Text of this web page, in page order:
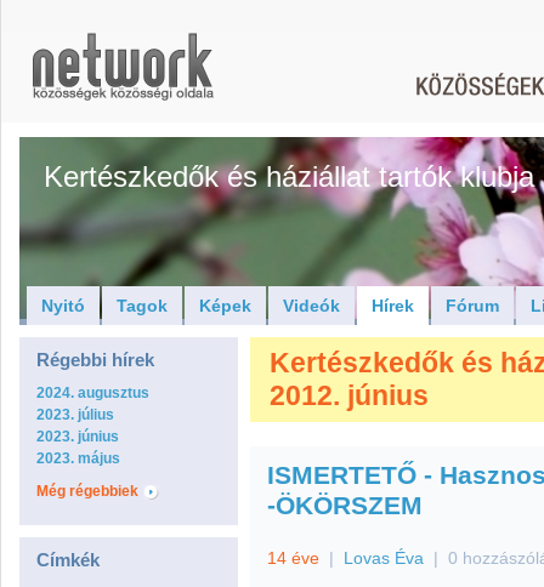
Kertészkedők és háziállat tartók klubja
Nyitó Tagok Képek Videók Hírek Fórum
Régebbi hírek
2024. augusztus
2023. július
2023. június
2023. május
Még régebbiek
Címkék
Kertészkedők és
2012. június
ISMERTETŐ -
-ÖKÖRSZEM
14 éve | Lovas Éva | 0